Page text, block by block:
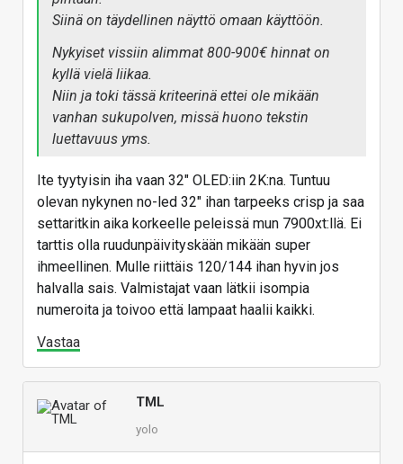
Siinä on täydellinen näyttö omaan käyttöön.
Nykyiset vissiin alimmat 800-900€ hinnat on
kyllä vielä liikaa.
Niin ja toki tässä kriteerinä ettei ole mikään
vanhan sukupolven, missä huono tekstin
luettavuus yms.
Ite tyytyisin iha vaan 32" OLED:iin 2K:na. Tuntuu
olevan nykynen no-led 32" ihan tarpeeks crisp ja saa
settaritkin aika korkeelle peleissä mun 7900xt:llä. Ei
tarttis olla ruudunpäivityskään mikään super
ihmeellinen. Mulle riittäis 120/144 ihan hyvin jos
halvalla sais. Valmistajat vaan lätkii isompia
numeroita ja toivoo että lampaat haalii kaikki.
Vastaa
TML
yolo